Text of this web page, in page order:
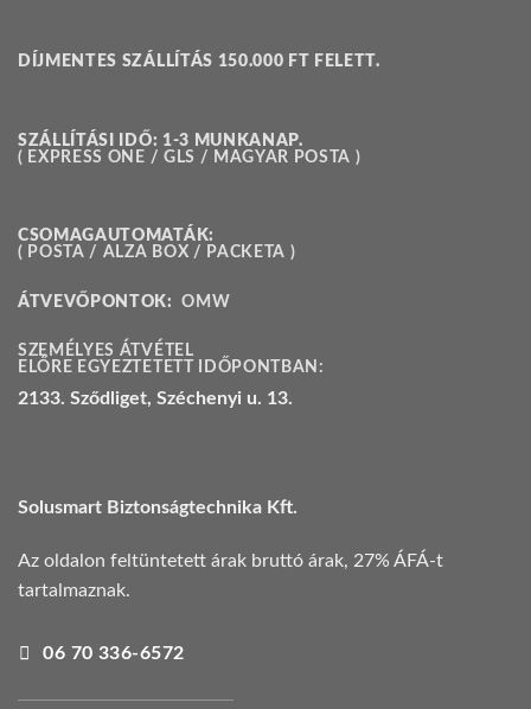
DÍJMENTES SZÁLLÍTÁS 150.000 FT FELETT.
SZÁLLÍTÁSI IDŐ: 1-3 MUNKANAP.
( EXPRESS ONE / GLS / MAGYAR POSTA )
CSOMAGAUTOMATÁK:
( POSTA / ALZA BOX / PACKETA )
ÁTVEVŐPONTOK:OMW
SZEMÉLYES ÁTVÉTEL
ELŐRE EGYEZTETETT IDŐPONTBAN:
2133. Sződliget, Széchenyi u. 13.
Solusmart Biztonságtechnika Kft.
Az oldalon feltüntetett árak bruttó árak, 27% ÁFÁ-t
tartalmaznak.
06 70 336-6572